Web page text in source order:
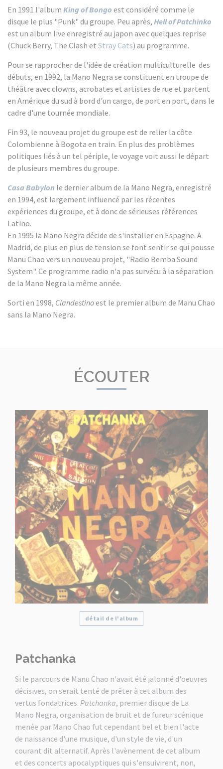
En 1991 l'album King of Bongo est considéré comme le
disque le plus "Punk" du groupe. Peu après, Hell of Patchinko
est un album live enregistré au japon avec quelques reprise
(Chuck Berry, The Clash et Stray Cats) au programme.
Pour se rapprocher de l'idée de création multiculturelle des
débuts, en 1992, la Mano Negra se constituent en troupe de
théâtre avec clowns, acrobates et artistes de rue et partent
en Amérique du sud à bord d'un cargo, de port en port, dans le
cadre d'une tournée mondiale.
Fin 93, le nouveau projet du groupe est de relier la côte
Colombienne à Bogota en train. En plus des problèmes
politiques liés à un tel périple, le voyage voit aussi le départ
de plusieurs membres du groupe.
Casa Babylon le dernier album de la Mano Negra, enregistré
en 1994, est largement influencé par les récentes
expériences du groupe, et à donc de sérieuses références
Latino.
En 1995 la Mano Negra décide de s'installer en Espagne. A
Madrid, de plus en plus de tension se font sentir se qui pousse
Manu Chao vers un nouveau projet, "Radio Bemba Sound
System". Ce programme radio n'a pas survécu à la séparation
de la Mano Negra la même année.
Sorti en 1998, Clandestinoest le premier album de Manu Chao
sans la Mano Negra.
ÉCOUTER
détail de l'album
Patchanka
Si le parcours de Manu Chao n'avait été jalonné d'oeuvres
décisives, on serait tenté de prêter à cet album des
vertus fondatrices. Patchanka, premier disque de La
Mano Negra, organisation de bruit et de fureur scénique
menée par Mano Chao fut cependant bel et bien l'acte
de naissance d'une musique, d'un style de vie, d'un
courant dit alternatif. Après l'avènement de cet album
et des concerts apocalyptiques qui s'ensuivirent, non,